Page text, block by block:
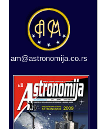
am@astronomija.co.rs